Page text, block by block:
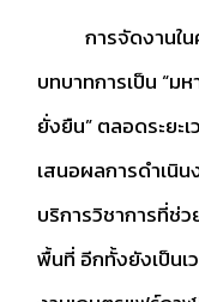
การจัดงานในค
บทบาทการเป็น “
ยั่งยืน” ตลอดระยะ
เสนอผลการดำเนิ
บริการวิชาการที่ช่
พื้นที่ อีกทั้งยังเป็น